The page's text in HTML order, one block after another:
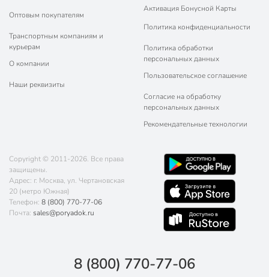
Оптовым покупателям
Транспортным компаниям и
курьерам
О компании
Наши реквизиты
Активация Бонусной Карты
Политика конфиденциальности
Политика обработки
персональных данных
Пользовательское соглашение
Согласие на обработку
персональных данных
Рекомендательные технологии
Copyright © 2011-2026. Все права
защищены.
Адрес: г. Москва, ул. Чертановская
20 (метро Южная)
Телефон: 8 (800) 770-77-06
Почта: sales@poryadok.ru
8 (800) 770-77-06